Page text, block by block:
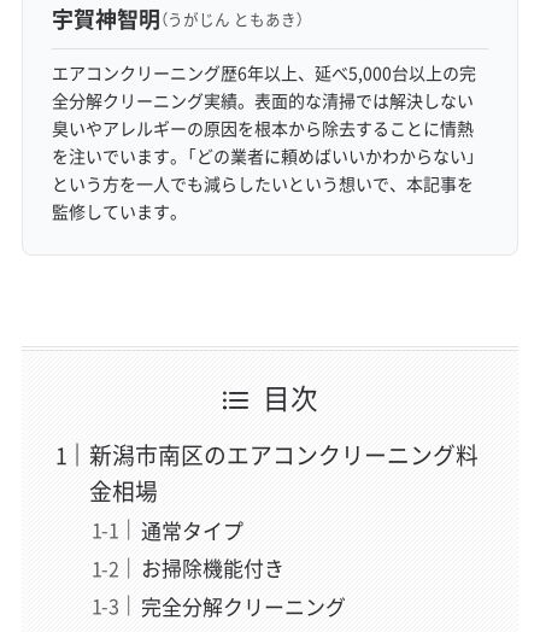
宇賀神智明（うがじん ともあき）
エアコンクリーニング歴6年以上、延べ5,000台以上の完
全分解クリーニング実績。表面的な清掃では解決しない
臭いやアレルギーの原因を根本から除去することに情熱
を注いでいます。「どの業者に頼めばいいかわからない」
という方を一人でも減らしたいという想いで、本記事を
監修しています。
目次
新潟市南区のエアコンクリーニング料
金相場
通常タイプ
お掃除機能付き
完全分解クリーニング